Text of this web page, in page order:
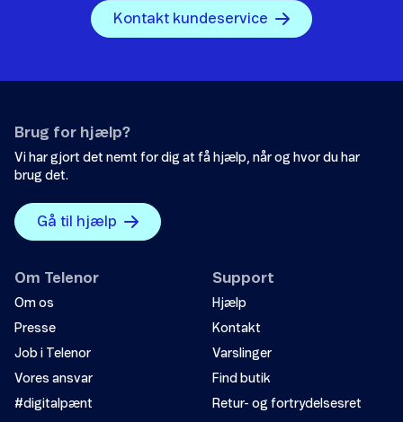
Kontakt kundeservice
Brug for hjælp?
Vi har gjort det nemt for dig at få hjælp, når og hvor du har
brug det.
Gå til hjælp
Om Telenor
Om os
Presse
Job i Telenor
Vores ansvar
#digitalpænt
Support
Hjælp
Kontakt
Varslinger
Find butik
Retur- og fortrydelsesret